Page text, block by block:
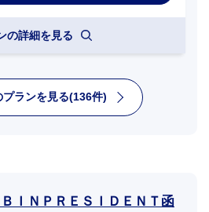
の詳細を見る
プランを見る(136件)
ＩＮＰＲＥＳＩＤＥＮＴ函